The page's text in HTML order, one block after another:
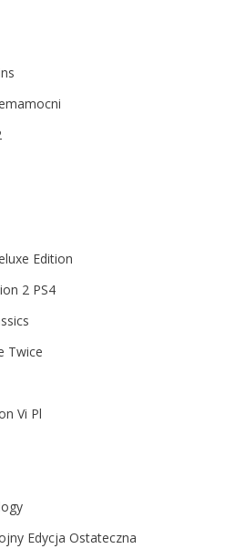
Edition
2 PS4
Twice
Vi Pl
Edycja Ostateczna